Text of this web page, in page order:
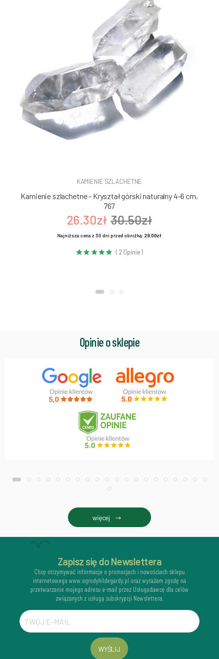
KAMIENIE SZLACHETNE
Kamienie szlachetne - Kryształ górski naturalny 4-6 cm,
767
26.30zł 30.50zł
Najniższa cena z 30 dni przed obniżką:29.00zł
( 2 Opinie )
Opinie o sklepie
więcej
Zapisz się do Newslettera
Chcę otrzymywać informacje o promocjach i nowościach sklepu
internetowego www.ogrodyhildegardy.pl oraz wyrażam zgodę na
przetwarzanie mojego adresu e-mail przez Usługodawcę dla celów
związanych z usługą subskrypcji Newslettera.
WYŚLIJ